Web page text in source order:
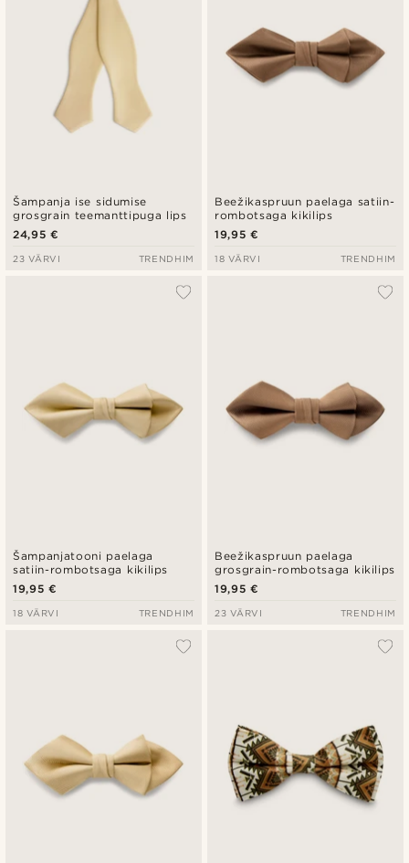
Šampanja ise sidumise
grosgrain teemanttipuga lips
24,95 €
23 VÄRVI TRENDHIM
Beežikaspruun paelaga satiin-
rombotsaga kikilips
19,95 €
18 VÄRVI TRENDHIM
Šampanjatooni paelaga
satiin-rombotsaga kikilips
19,95 €
18 VÄRVI TRENDHIM
Beežikaspruun paelaga
grosgrain-rombotsaga kikilips
19,95 €
23 VÄRVI TRENDHIM